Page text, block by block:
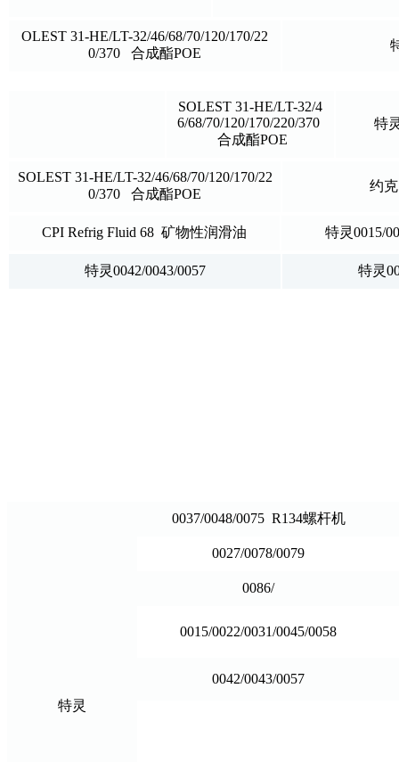
OLEST 31-HE/LT-32/46/68/70/120/170/22
0/370 合成酯POE
SOLEST 31-HE/LT-32/4
6/68/70/120/170/220/370
合成酯POE
特
SOLEST 31-HE/LT-32/46/68/70/120/170/22
0/370 合成酯POE
约
CPI Refrig Fluid 68 矿物性润滑油 特灵0015/
特灵0042/0043/0057 特灵
特灵
0037/0048/0075 R134螺杆机
0027/0078/0079
0086/
0015/0022/0031/0045/0058
0042/0043/0057